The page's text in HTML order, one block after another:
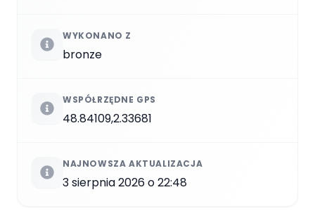
WYKONANO Z
bronze
WSPÓŁRZĘDNE GPS
48.84109,2.33681
NAJNOWSZA AKTUALIZACJA
3 sierpnia 2026 o 22:48